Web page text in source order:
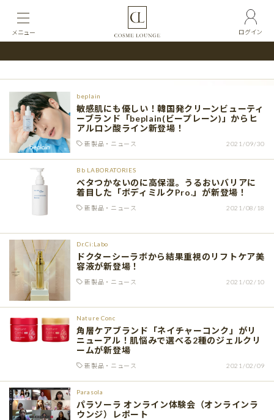
ログイン
メニュー
beplain
敏感肌にも優しい！韓国発クリーンビューティ
ーブランド「beplain(ビープレーン)」からヒ
アルロン酸ライン新登場！
新製品・ニュース 2021/09/30
Bb LABORATORIES
ベタつかないのに高保湿。うるおいバリアに
着目した「ボディミルクPro.」が新登場！
新製品・ニュース 2021/08/18
Dr.Ci:Labo
ドクターシーラボから結果重視のリフトケア美
容液が新登場！
新製品・ニュース 2021/02/10
Nature Conc
角層ケアブランド「ネイチャーコンク」がリ
ニューアル！肌悩みで選べる2種のジェルクリ
ームが新登場
新製品・ニュース 2021/02/09
Parasola
パラソーラ オンライン体験会（オンラインラ
ウンジ）レポート